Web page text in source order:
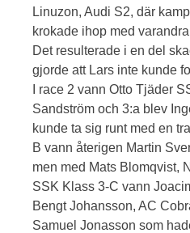
Linuzon, Audi S2, där
krokade ihop med
Det resulterade i en del
gjorde att Lars inte kunde
I race 2 vann Otto Tjäder
Sandström och 3:a blev
kunde ta sig runt med en
B vann återigen Martin
men med Mats Blomqvist,
SSK Klass 3-C vann
Bengt Johansson, AC
Samuel Jonasson som